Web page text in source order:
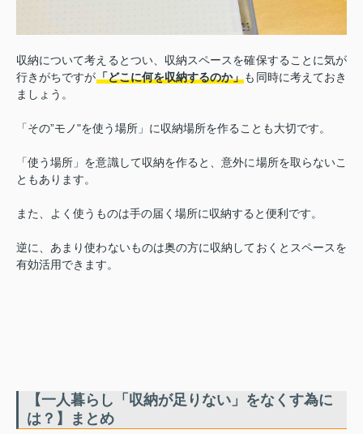
収納について考えるとつい、収納スペースを確保することに気が
行きがちですが「どこに何を収納するのか」も同時に考えておき
ましょう。
「その”モノ"を使う場所」に収納場所を作ることも大切です。
「使う場所」を意識して収納を作ると、意外に場所を取らないこ
ともあります。
また、よく使うものは手の届く場所に収納すると便利です。
逆に、あまり使わないものは奥の方に収納しておくとスペースを
有効活用できます。
【一人暮らし「収納が足りない」をなくす為に
は？】まとめ